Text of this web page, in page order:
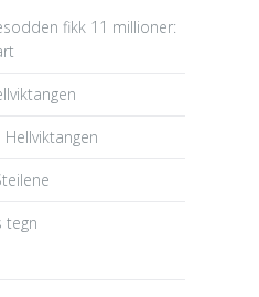
fikk 11 millioner:
tegn